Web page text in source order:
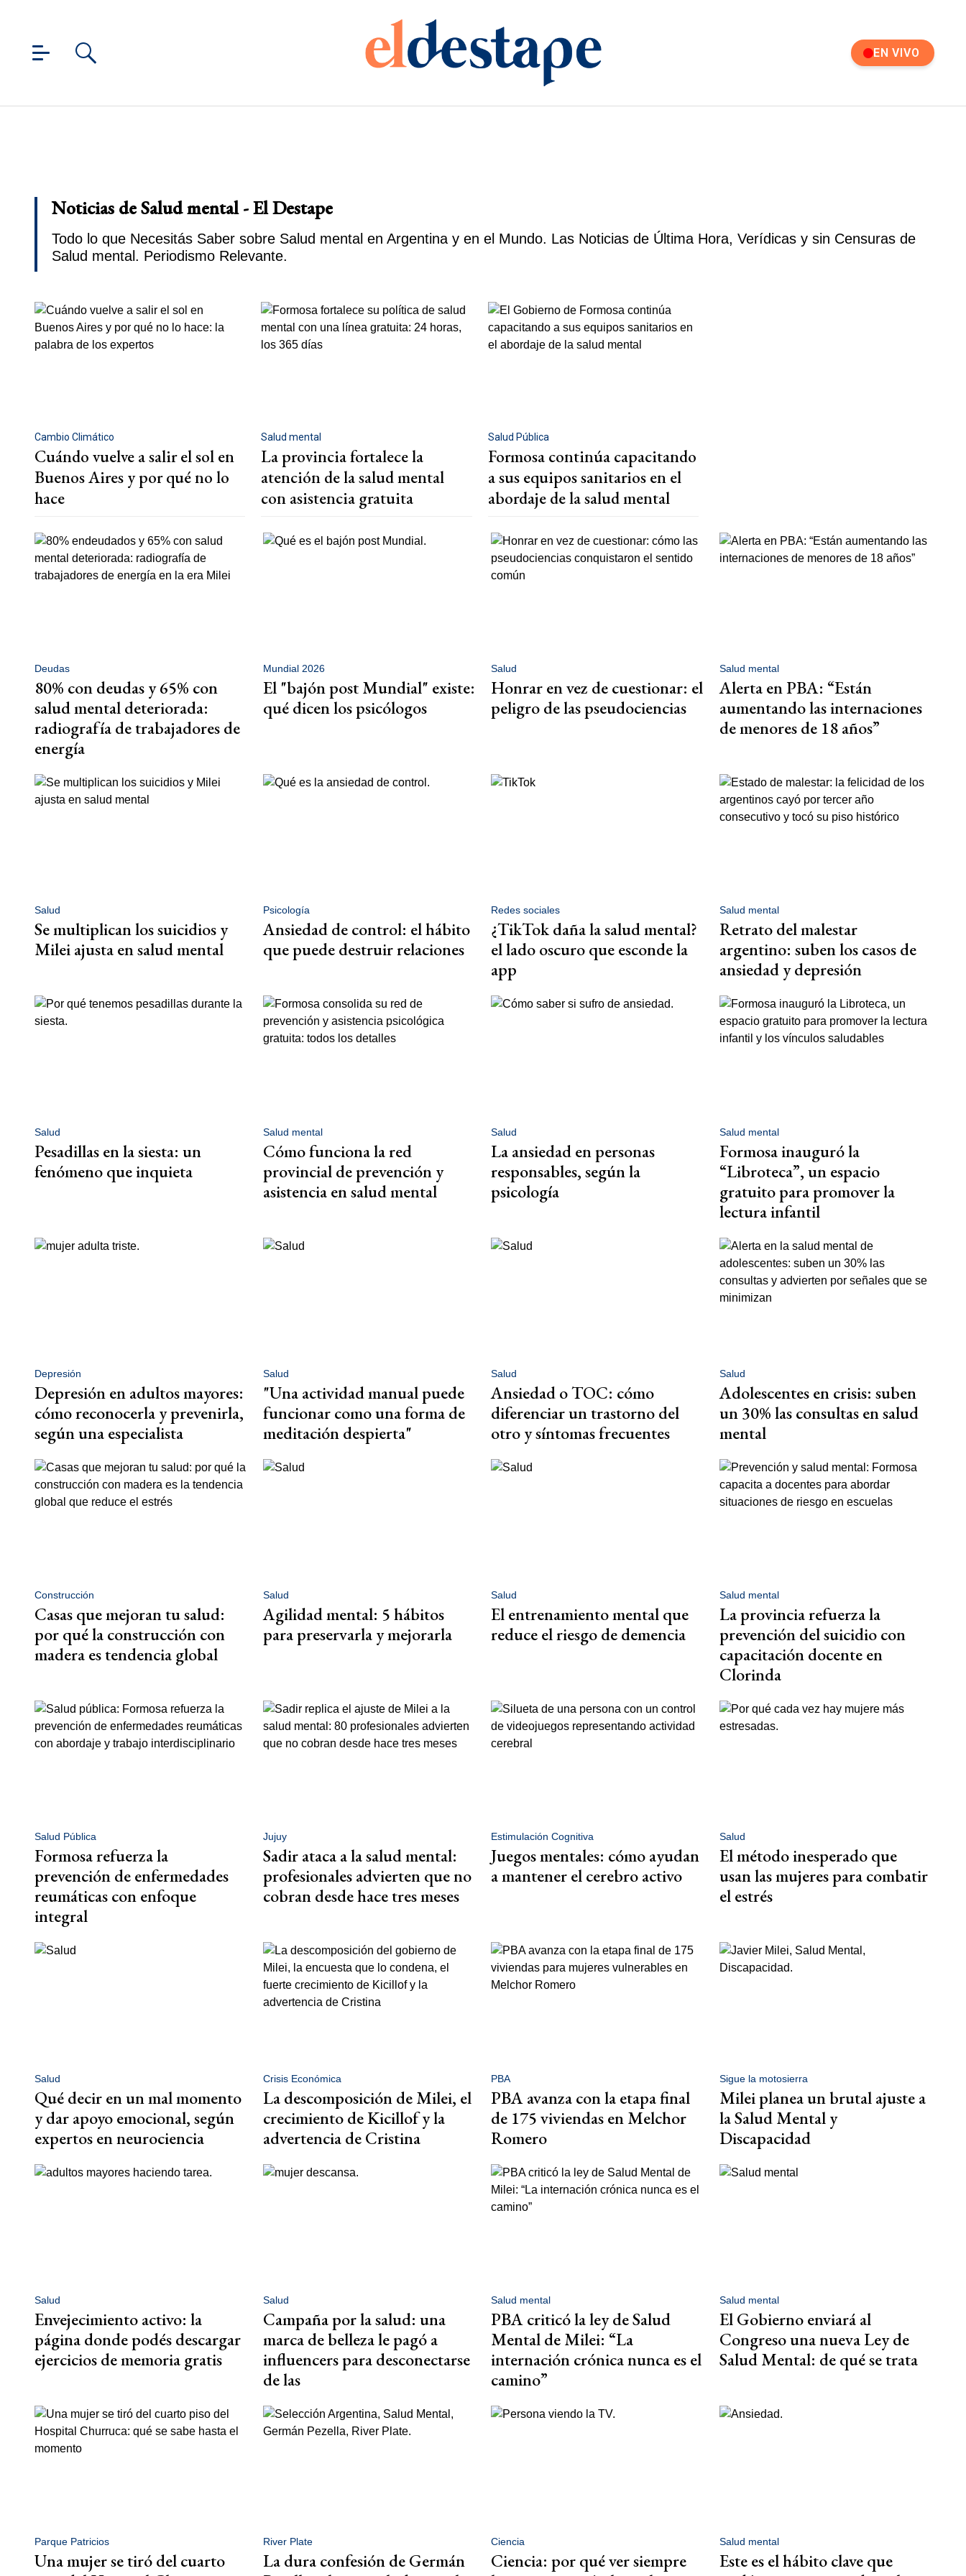
EN VIVO
Noticias de Salud mental - El Destape
Todo lo que Necesitás Saber sobre Salud mental en Argentina y en el Mundo. Las Noticias de Última Hora, Verídicas y sin Censuras de
Salud mental. Periodismo Relevante.
Cambio Climático
Cuándo vuelve a salir el sol en
Buenos Aires y por qué no lo
hace
Salud mental
La provincia fortalece la
atención de la salud mental
con asistencia gratuita
Salud Pública
Formosa continúa capacitando
a sus equipos sanitarios en el
abordaje de la salud mental
Deudas
80% con deudas y 65% con
salud mental deteriorada:
radiografía de trabajadores de
energía
Mundial 2026
El "bajón post Mundial" existe:
qué dicen los psicólogos
Salud
Honrar en vez de cuestionar: el
peligro de las pseudociencias
Salud mental
Alerta en PBA: “Están
aumentando las internaciones
de menores de 18 años”
Salud
Se multiplican los suicidios y
Milei ajusta en salud mental
Psicología
Ansiedad de control: el hábito
que puede destruir relaciones
Redes sociales
¿TikTok daña la salud mental?
el lado oscuro que esconde la
app
Salud mental
Retrato del malestar
argentino: suben los casos de
ansiedad y depresión
Salud
Pesadillas en la siesta: un
fenómeno que inquieta
Salud mental
Cómo funciona la red
provincial de prevención y
asistencia en salud mental
Salud
La ansiedad en personas
responsables, según la
psicología
Salud mental
Formosa inauguró la
“Libroteca”, un espacio
gratuito para promover la
lectura infantil
Depresión
Depresión en adultos mayores:
cómo reconocerla y prevenirla,
según una especialista
Salud
"Una actividad manual puede
funcionar como una forma de
meditación despierta"
Salud
Ansiedad o TOC: cómo
diferenciar un trastorno del
otro y síntomas frecuentes
Salud
Adolescentes en crisis: suben
un 30% las consultas en salud
mental
Construcción
Casas que mejoran tu salud:
por qué la construcción con
madera es tendencia global
Salud
Agilidad mental: 5 hábitos
para preservarla y mejorarla
Salud
El entrenamiento mental que
reduce el riesgo de demencia
Salud mental
La provincia refuerza la
prevención del suicidio con
capacitación docente en
Clorinda
Salud Pública
Formosa refuerza la
prevención de enfermedades
reumáticas con enfoque
integral
Jujuy
Sadir ataca a la salud mental:
profesionales advierten que no
cobran desde hace tres meses
Estimulación Cognitiva
Juegos mentales: cómo ayudan
a mantener el cerebro activo
Salud
El método inesperado que
usan las mujeres para combatir
el estrés
Salud
Qué decir en un mal momento
y dar apoyo emocional, según
expertos en neurociencia
Crisis Económica
La descomposición de Milei, el
crecimiento de Kicillof y la
advertencia de Cristina
PBA
PBA avanza con la etapa final
de 175 viviendas en Melchor
Romero
Sigue la motosierra
Milei planea un brutal ajuste a
la Salud Mental y
Discapacidad
Salud
Envejecimiento activo: la
página donde podés descargar
ejercicios de memoria gratis
Salud
Campaña por la salud: una
marca de belleza le pagó a
influencers para desconectarse
de las
Salud mental
PBA criticó la ley de Salud
Mental de Milei: “La
internación crónica nunca es el
camino”
Salud mental
El Gobierno enviará al
Congreso una nueva Ley de
Salud Mental: de qué se trata
Parque Patricios
Una mujer se tiró del cuarto
River Plate
La dura confesión de Germán
Ciencia
Ciencia: por qué ver siempre
Salud mental
Este es el hábito clave que